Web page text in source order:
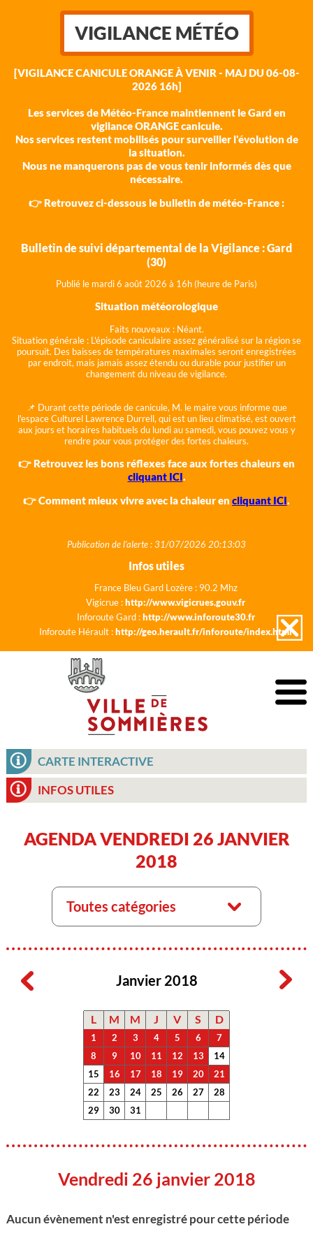
VIGILANCE MÉTÉO
[VIGILANCE CANICULE ORANGE À VENIR - MAJ DU 06-08-
2026 16h]
Les services de Météo-France maintiennent le Gard en
vigilance ORANGE canicule.
Nos services restent mobilisés pour surveiller l'évolution de
la situation.
Nous ne manquerons pas de vous tenir informés dès que
nécessaire.
👉 Retrouvez ci-dessous le bulletin de météo-France :
Bulletin de suivi départemental de la Vigilance : Gard
(30)
Publié le mardi 6 août 2026 à 16h (heure de Paris)
Situation météorologique
Faits nouveaux : Néant.
Situation générale : L'épisode caniculaire assez généralisé sur la région se
poursuit. Des baisses de températures maximales seront enregistrées
par endroit, mais jamais assez étendu ou durable pour justifier un
changement du niveau de vigilance.
📌 Durant cette période de canicule, M. le maire vous informe que
l'espace Culturel Lawrence Durrell, qui est un lieu climatisé, est ouvert
aux jours et horaires habituels du lundi au samedi, vous pouvez vous y
rendre pour vous protéger des fortes chaleurs.
👉 Retrouvez les bons réflexes face aux fortes chaleurs en
cliquant ICI.
👉 Comment mieux vivre avec la chaleur en cliquant ICI.
Publication de l'alerte : 31/07/2026 20:13:03
Infos utiles
France Bleu Gard Lozère : 90.2 Mhz
Vigicrue :http://www.vigicrues.gouv.fr
Inforoute Gard :http://www.inforoute30.fr
Inforoute Hérault :http://geo.herault.fr/inforoute/index.html
CARTE INTERACTIVE
INFOS UTILES
AGENDA VENDREDI 26 JANVIER
2018
Toutes catégories
Janvier 2018
L M M J V S D
1 2 3 4 5 6
7
8
9 10 11 12 13
14
15
16 17 18 19 20
21
22
23 24 25 26 27
28
29
30 31
Vendredi 26 janvier 2018
Aucun évènement n'est enregistré pour cette période